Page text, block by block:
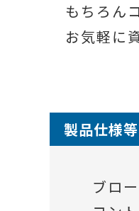
もちろん
お気軽に
製品仕様等
ブロ